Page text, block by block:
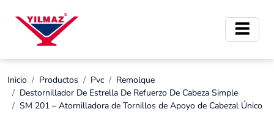
Inicio Productos Pvc
Remolque
Destornillador De Estrella De Refuerzo De Cabeza Simple
SM 201 – Atornilladora de Tornillos de Apoyo de Cabezal Único